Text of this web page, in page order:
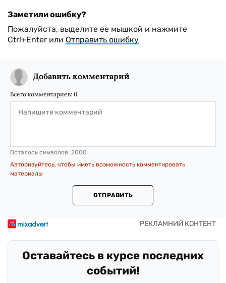
Заметили ошибку?
Пожалуйста, выделите ее мышкой и нажмите
Ctrl+Enter или Отправить ошибку
Добавить комментарий
Всего комментариев: 0
Осталось символов: 2000
Авторизуйтесь, чтобы иметь возможность комментировать
материалы
ОТПРАВИТЬ
Оставайтесь в курсе последних
событий!